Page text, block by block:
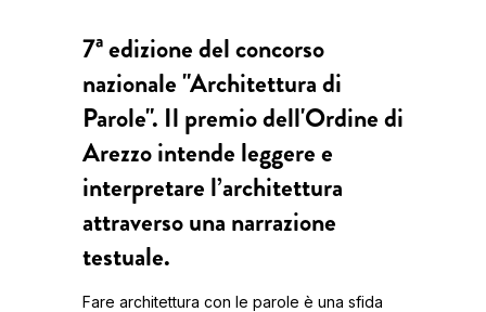
7ª edizione del concorso
nazionale "Architettura di
Parole". Il premio dell'Ordine di
Arezzo intende leggere e
interpretare l’architettura
attraverso una narrazione
testuale.
Fare architettura con le parole è una sfida